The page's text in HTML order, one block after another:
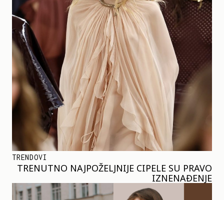
TRENDOVI
TRENUTNO NAJPOŽELJNIJE CIPELE SU PRAVO
IZNENAĐENJE